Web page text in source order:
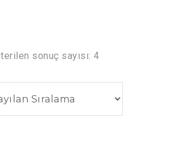
sonuç sayısı: 4